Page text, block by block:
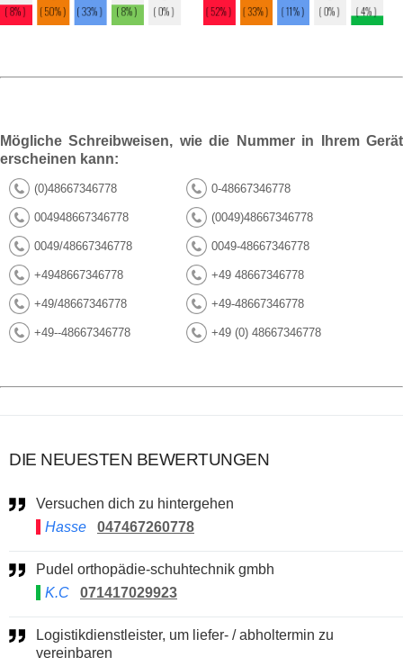
Mögliche Schreibweisen, wie die Nummer in Ihrem Gerät
erscheinen kann:
(0)48667346778 0-48667346778
004948667346778 (0049)48667346778
0049/48667346778 0049-48667346778
+4948667346778 +49 48667346778
+49/48667346778 +49-48667346778
+49--48667346778 +49 (0) 48667346778
DIE NEUESTEN BEWERTUNGEN
Versuchen dich zu hintergehen
Hasse
047467260778
Pudel orthopädie-schuhtechnik gmbh
K.C
071417029923
Logistikdienstleister, um liefer- / abholtermin zu
vereinbaren